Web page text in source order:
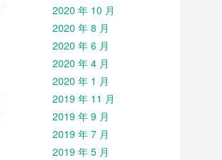
2020 年 10 月
2020 年 8 月
2020 年 6 月
2020 年 4 月
2020 年 1 月
2019 年 11 月
2019 年 9 月
2019 年 7 月
2019 年 5 月